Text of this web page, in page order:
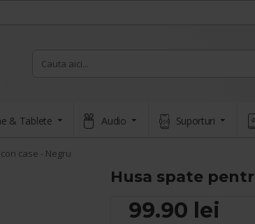
& Tablete Audio Suporturi
case - Negru
Husa spate
99.90 lei